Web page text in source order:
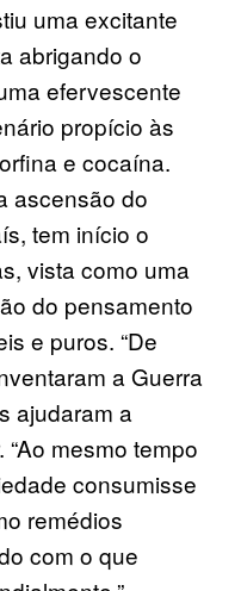
uma excitante
abrigando o
efervescente
propício às
e cocaína.
ascensão do
tem início o
vista como uma
do pensamento
e puros. “De
a Guerra
ajudaram a
mesmo tempo
consumisse
remédios
com o que